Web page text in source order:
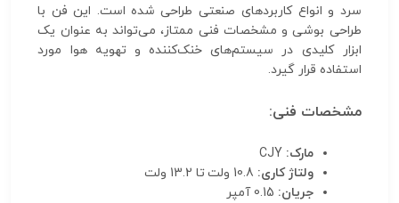
سرد و انواع کاربردهای صنعتی طراحی شده است. این فن با
طراحی بوشی و مشخصات فنی ممتاز، می‌تواند به عنوان یک
ابزار کلیدی در سیستم‌های خنک‌کننده و تهویه هوا مورد
استفاده قرار گیرد.
مشخصات فنی:
مارک:
ولتاژ کاری:
جریان: